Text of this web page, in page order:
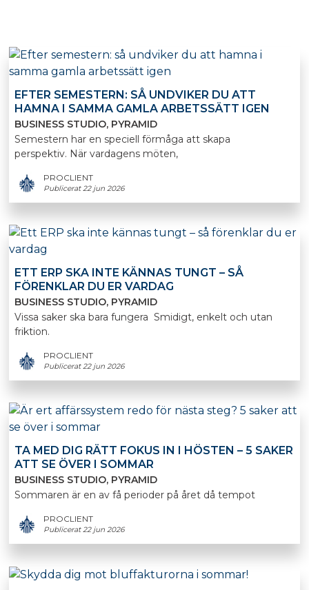
EFTER SEMESTERN: SÅ UNDVIKER DU ATT
HAMNA I SAMMA GAMLA ARBETSSÄTT IGEN
BUSINESS STUDIO PYRAMID
Semestern har en speciell förmåga att skapa
perspektiv. När vardagens möten,
PROCLIENT
Publicerat 22 jun 2026
ETT ERP SKA INTE KÄNNAS TUNGT – SÅ
FÖRENKLAR DU ER VARDAG
BUSINESS STUDIO PYRAMID
Vissa saker ska bara fungera Smidigt, enkelt och utan
friktion.
PROCLIENT
Publicerat 22 jun 2026
TA MED DIG RÄTT FOKUS IN I HÖSTEN – 5 SAKER
ATT SE ÖVER I SOMMAR
BUSINESS STUDIO PYRAMID
Sommaren är en av få perioder på året då tempot
PROCLIENT
Publicerat 22 jun 2026